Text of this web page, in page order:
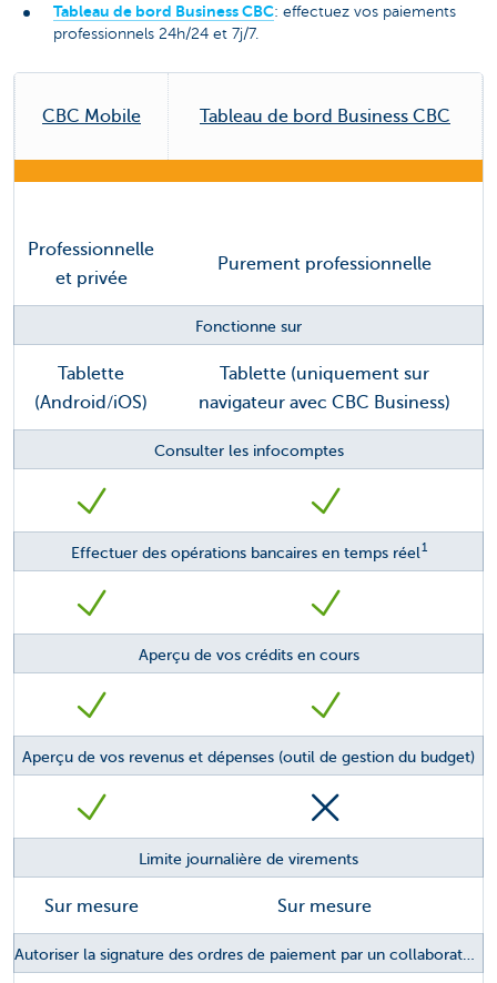
Tableau de bord Business CBC: effectuez vos paiements
professionnels 24h/24 et 7j/7.
CBC Mobile Tableau de bord Business CBC
Professionnelle
et privée
Purement professionnelle
Tablette
(Android/iOS)
Tablette (uniquement sur
navigateur avec CBC Business)
Sur mesure Sur mesure
Fonctionne sur
Consulter les infocomptes
Effectuer des opérations bancaires en temps réel1
Aperçu de vos crédits en cours
Aperçu de vos revenus et dépenses (outil de gestion du budget)
Limite journalière de virements